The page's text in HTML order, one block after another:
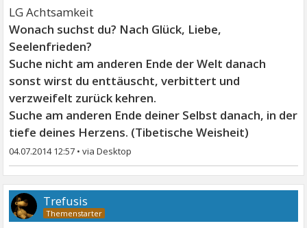
LG Achtsamkeit
Wonach suchst du? Nach Glück, Liebe,
Seelenfrieden?
Suche nicht am anderen Ende der Welt danach
sonst wirst du enttäuscht, verbittert und
verzweifelt zurück kehren.
Suche am anderen Ende deiner Selbst danach, in der
tiefe deines Herzens. (Tibetische Weisheit)
04.07.2014 12:57 •
Trefusis